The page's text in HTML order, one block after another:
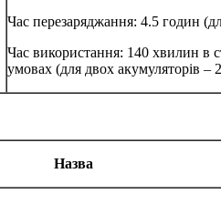
Час перезаряджання: 4.5 годин
Час використання: 140 хвилин в
умовах (для двох акумуляторів –
Назва